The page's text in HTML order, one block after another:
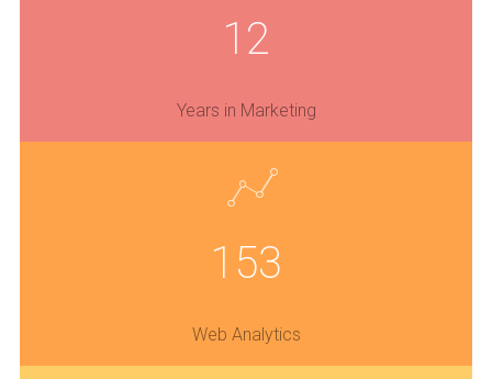
12
Years in Marketing
153
Web Analytics